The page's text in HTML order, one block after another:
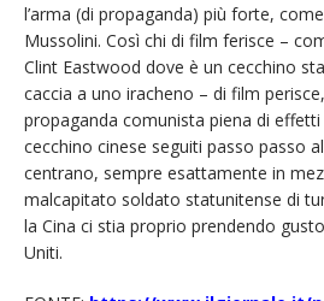
l’arma (di propaganda) più forte,
Mussolini. Così chi di film ferisce –
Clint Eastwood dove è un cecchino
caccia a uno iracheno – di film
propaganda comunista piena di
cecchino cinese seguiti passo passo
centrano, sempre esattamente in
malcapitato soldato statunitense di
la Cina ci stia proprio prendendo gusto
Uniti.